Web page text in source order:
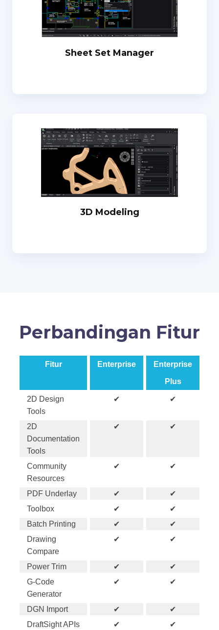
Sheet Set Manager
3D Modeling
Perbandingan Fitur
Fitur Enterprise Enterprise
Plus
2D Design
Tools
✔ ✔
2D
Documentation
Tools
✔ ✔
Community
Resources
✔ ✔
PDF Underlay ✔
✔
Toolbox
✔
✔
Batch Printing
✔
✔
Drawing
Compare
✔ ✔
Power Trim ✔
✔
G-Code
Generator
✔ ✔
DGN Import ✔
✔
DraftSight APIs
✔
✔